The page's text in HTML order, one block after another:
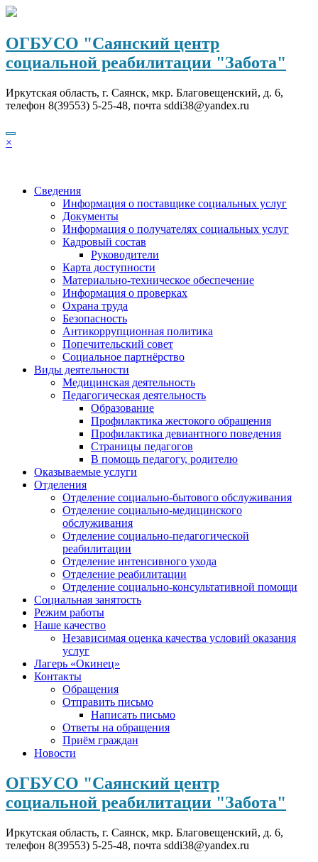
Перейти
содержимому
ОГБУСО "Саянский центр
социальной реабилитации "Забота"
Иркутская область, г. Саянск, мкр. Благовещенский, д. 6,
телефон 8(39553) 5-25-48, почта sddi38@yandex.ru
×
Сведения
Информация о поставщике социальных услуг
Документы
Информация о получателях социальных услуг
Кадровый состав
Руководители
Карта доступности
Материально-техническое обеспечение
Информация о проверках
Охрана труда
Безопасность
Антикоррупционная политика
Попечительский совет
Социальное партнёрство
Виды деятельности
Медицинская деятельность
Педагогическая деятельность
Образование
Профилактика жестокого обращения
Профилактика девиантного поведения
Страницы педагогов
В помощь педагогу, родителю
Оказываемые услуги
Отделения
Отделение социально-бытового обслуживания
Отделение социально-медицинского
обслуживания
Отделение социально-педагогической
реабилитации
Отделение интенсивного ухода
Отделение реабилитации
Отделение социально-консультативной помощи
Социальная занятость
Режим работы
Наше качество
Независимая оценка качества условий оказания
услуг
Лагерь «Окинец»
Контакты
Обращения
Отправить письмо
Написать письмо
Ответы на обращения
Приём граждан
Новости
ОГБУСО "Саянский центр
социальной реабилитации "Забота"
Иркутская область, г. Саянск, мкр. Благовещенский, д. 6,
телефон 8(39553) 5-25-48, почта sddi38@yandex.ru